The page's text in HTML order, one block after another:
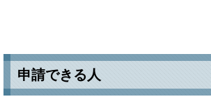
申請できる人